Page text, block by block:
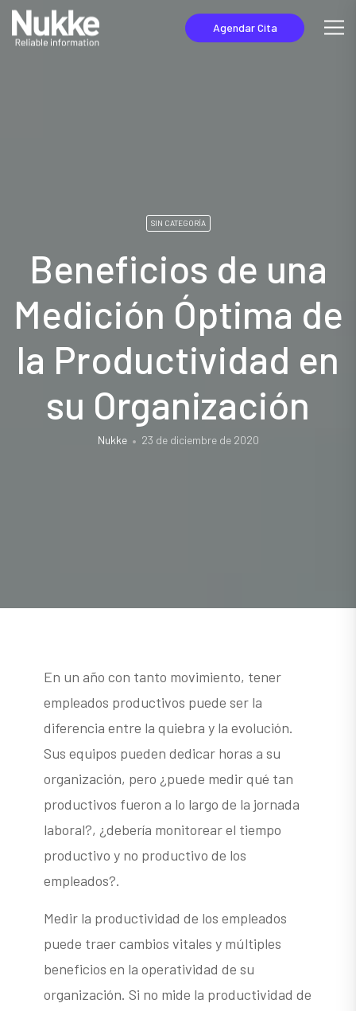
Agendar Cita
SIN CATEGORÍA
Beneficios de una
Medición Óptima de
la Productividad en
su Organización
Nukke 23 de diciembre de 2020
En un año con tanto movimiento, tener
empleados productivos puede ser la
diferencia entre la quiebra y la evolución.
Sus equipos pueden dedicar horas a su
organización, pero ¿puede medir qué tan
productivos fueron a lo largo de la jornada
laboral?, ¿debería monitorear el tiempo
productivo y no productivo de los
empleados?.
Medir la productividad de los empleados
puede traer cambios vitales y múltiples
beneficios en la operatividad de su
organización. Si no mide la productividad de